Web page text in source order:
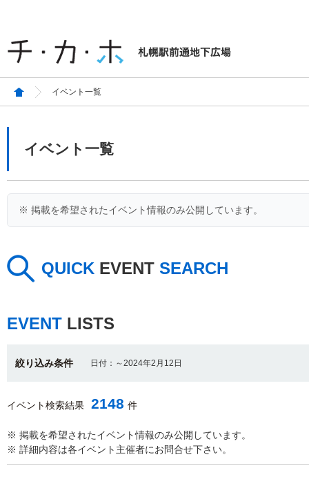
イベント一覧
イベント一覧
※ 掲載を希望されたイベント情報のみ公開しています。
QUICK EVENT SEARCH
EVENT LISTS
絞り込み条件 日付：～2024年2月12日
イベント検索結果 2148 件
※ 掲載を希望されたイベント情報のみ公開しています。
※ 詳細内容は各イベント主催者にお問合せ下さい。